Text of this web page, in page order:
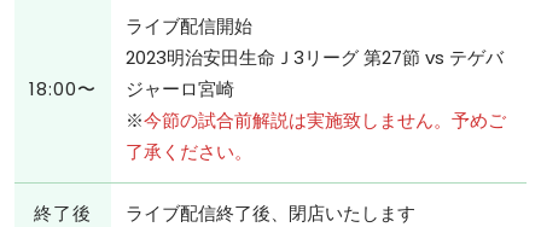
18:00〜
ライブ配信開始
2023明治安田生命Ｊ3リーグ 第27節 vs テゲバ
ジャーロ宮崎
※今節の試合前解説は実施致しません。予めご
了承ください。
終了後 ライブ配信終了後、閉店いたします